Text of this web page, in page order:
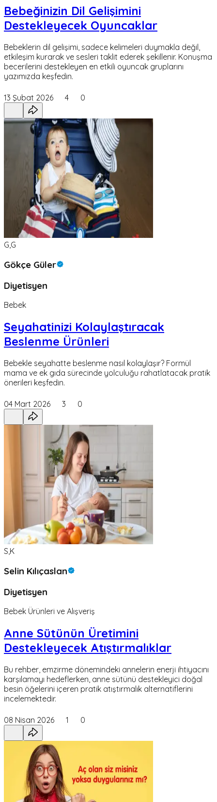
Bebeğinizin Dil Gelişimini
Destekleyecek Oyuncaklar
Bebeklerin dil gelişimi, sadece kelimeleri duymakla değil,
etkileşim kurarak ve sesleri taklit ederek şekillenir. Konuşma
becerilerini destekleyen en etkili oyuncak gruplarını
yazımızda keşfedin.
13 Şubat 2026 4 0
G,G
Gökçe Güler
Diyetisyen
Bebek
Seyahatinizi Kolaylaştıracak
Beslenme Ürünleri
Bebekle seyahatte beslenme nasıl kolaylaşır? Formül
mama ve ek gıda sürecinde yolculuğu rahatlatacak pratik
önerileri keşfedin.
04 Mart 2026 3 0
S,K
Selin Kılıçaslan
Diyetisyen
Bebek Ürünleri ve Alışveriş
Anne Sütünün Üretimini
Destekleyecek Atıştırmalıklar
Bu rehber, emzirme dönemindeki annelerin enerji ihtiyacını
karşılamayı hedeflerken, anne sütünü destekleyici doğal
besin öğelerini içeren pratik atıştırmalık alternatiflerini
incelemektedir.
08 Nisan 2026 1 0